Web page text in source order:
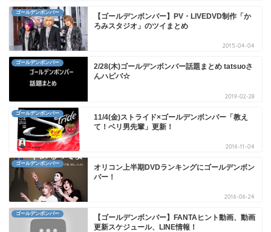
ゴールデンボンバー
【ゴールデンボンバー】PV・LIVEDVD制作「か
ろみスタジオ」のツイまとめ
2015-04-04
ゴールデンボンバー
2/28(木)ゴールデンボンバー話題まとめ tatsuoさ
んハピバ☆
2019-02-28
ゴールデンボンバー
11/4(金)ストライド×ゴールデンボンバー「教え
て！ベリ男先輩」更新！
2016-11-04
ゴールデンボンバー
オリコン上半期DVDランキングにゴールデンボン
バー！
2016-06-24
ゴールデンボンバー
【ゴールデンボンバー】FANTAヒント動画、動画
更新スケジュール、LINE情報！